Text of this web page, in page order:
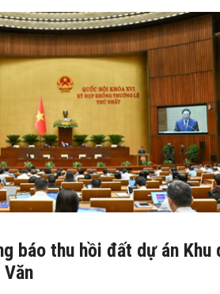
báo thu hồi đất dự án Khu